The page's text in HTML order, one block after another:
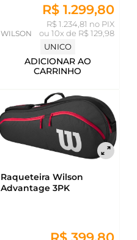
R$ 1.299,80
R$ 1.234,81 no PIX
ou 10x de R$ 129,98
WILSON
UNICO
ADICIONAR AO
CARRINHO
Raqueteira Wilson
Advantage 3PK
R$ 399,80